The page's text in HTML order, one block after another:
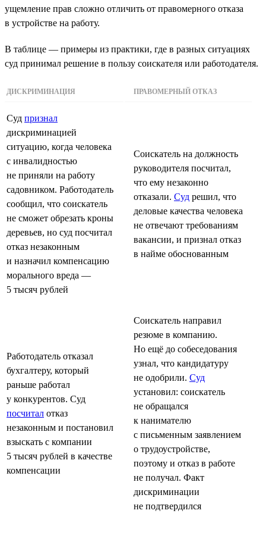
ущемление прав сложно отличить от правомерного отказа
в устройстве на работу.
В таблице — примеры из практики, где в разных ситуациях
суд принимал решение в пользу соискателя или работодателя.
ДИСКРИМИНАЦИЯ ПРАВОМЕРНЫЙ ОТКАЗ
Суд признал
дискриминацией
ситуацию, когда человека
с инвалидностью
не приняли на работу
садовником. Работодатель
сообщил, что соискатель
не сможет обрезать кроны
деревьев, но суд посчитал
отказ незаконным
и назначил компенсацию
морального вреда —
5 тысяч рублей
Соискатель на должность
руководителя посчитал,
что ему незаконно
отказали. Суд решил, что
деловые качества человека
не отвечают требованиям
вакансии, и признал отказ
в найме обоснованным
Работодатель отказал
бухгалтеру, который
раньше работал
у конкурентов. Суд
посчитал отказ
незаконным и постановил
взыскать с компании
5 тысяч рублей в качестве
компенсации
Соискатель направил
резюме в компанию.
Но ещё до собеседования
узнал, что кандидатуру
не одобрили. Суд
установил: соискатель
не обращался
к нанимателю
с письменным заявлением
о трудоустройстве,
поэтому и отказ в работе
не получал. Факт
дискриминации
не подтвердился